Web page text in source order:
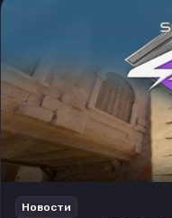
Новости